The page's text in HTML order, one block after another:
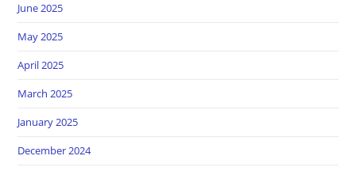
June 2025
May 2025
April 2025
March 2025
January 2025
December 2024